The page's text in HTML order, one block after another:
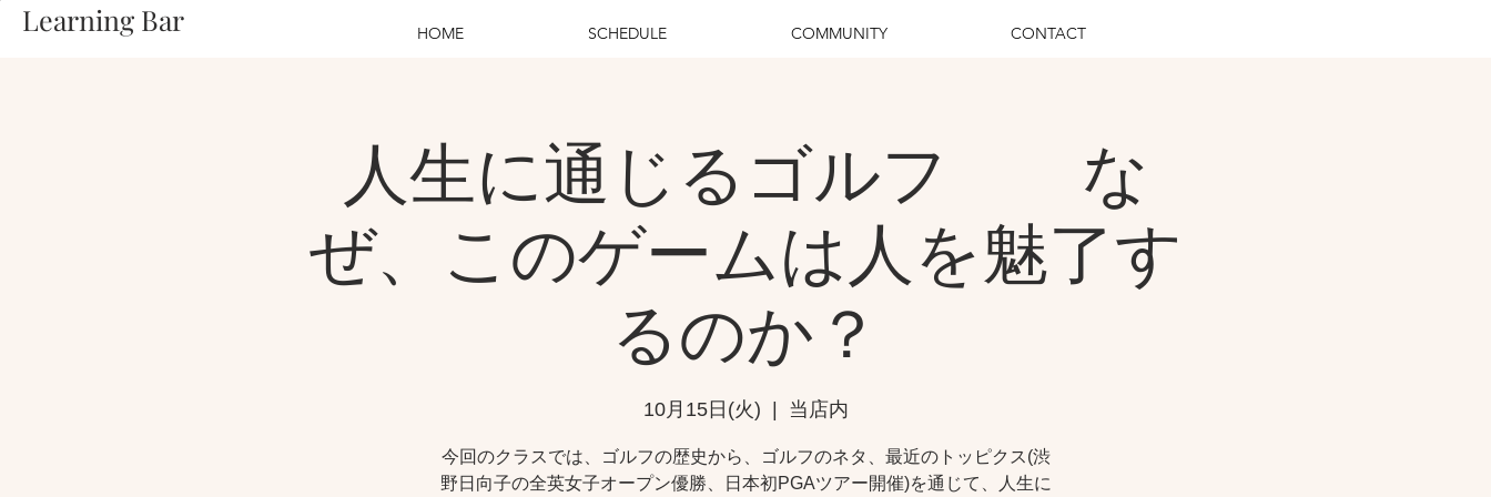
Learning Bar HOME SCHEDULE COMMUNITY CONTACT
人生に通じるゴルフ な
ぜ、このゲームは人を魅了す
るのか？
10月15日(火) 当店内
今回のクラスでは、ゴルフの歴史から、ゴルフのネタ、最近のトッピクス(渋
野日向子の全英女子オープン優勝、日本初PGAツアー開催)を通じて、人生に